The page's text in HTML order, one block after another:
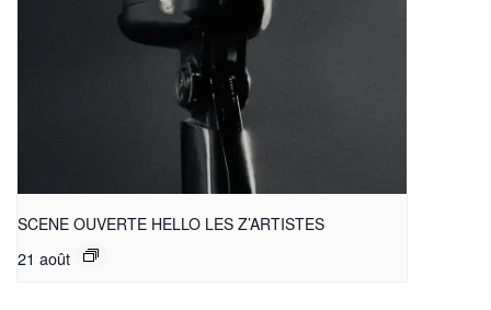
SCENE OUVERTE HELLO LES Z’ARTISTES
21 août